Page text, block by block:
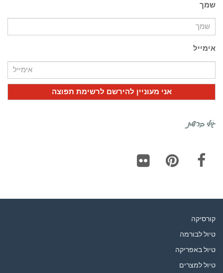
שמך
אימייל
גילי ברשת
קורסיקה
טיול לבורמה
טיול באפריקה
טיול למצרים